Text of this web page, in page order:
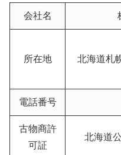
会社名
所在地
北海道札
電話番号
古物商許
可証
北海道